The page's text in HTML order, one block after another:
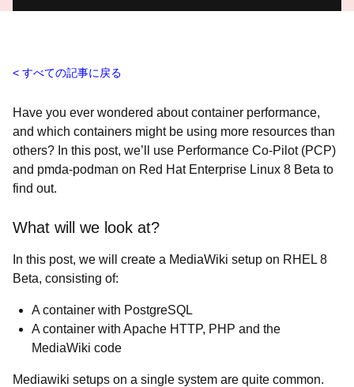
すべての記事に戻る
Have you ever wondered about container performance,
and which containers might be using more resources than
others? In this post, we’ll use Performance Co-Pilot (PCP)
and pmda-podman on Red Hat Enterprise Linux 8 Beta to
find out.
What will we look at?
In this post, we will create a MediaWiki setup on RHEL 8
Beta, consisting of:
A container with PostgreSQL
A container with Apache HTTP, PHP and the
MediaWiki code
Mediawiki setups on a single system are quite common.